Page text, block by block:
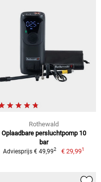
Rothewald
Oplaadbare persluchtpomp 10
bar
Adviesprijs € 49,992 € 29,991